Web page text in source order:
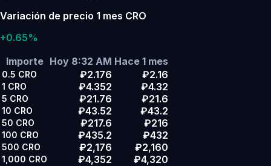
Variación de precio 1 mes CRO
+0.65%
Importe Hoy 8:32 AM Hace 1 mes
0.5 CRO ₽2.176 ₽2.16
1 CRO ₽4.352 ₽4.32
5 CRO ₽21.76 ₽21.6
10 CRO ₽43.52 ₽43.2
50 CRO ₽217.6 ₽216
100 CRO ₽435.2 ₽432
500 CRO ₽2,176 ₽2,160
1,000 CRO ₽4,352
₽4,320